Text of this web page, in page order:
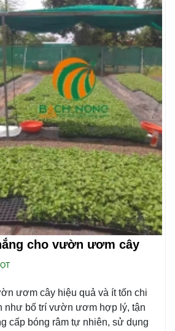
cho vườn ươm cây
ươm cây hiệu quả và ít tốn chi
như bố trí vườn ươm hợp lý, tận
cấp bóng râm tự nhiên, sử dụng